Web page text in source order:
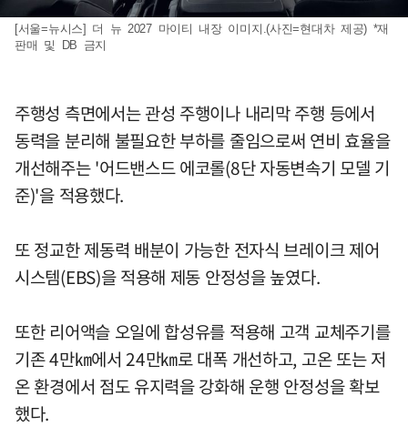
[서울=뉴시스] 더 뉴 2027 마이티 내장 이미지.(사진=현대차 제공) *재
판매 및 DB 금지
주행성 측면에서는 관성 주행이나 내리막 주행 등에서
동력을 분리해 불필요한 부하를 줄임으로써 연비 효율을
개선해주는 '어드밴스드 에코롤(8단 자동변속기 모델 기
준)'을 적용했다.
또 정교한 제동력 배분이 가능한 전자식 브레이크 제어
시스템(EBS)을 적용해 제동 안정성을 높였다.
또한 리어액슬 오일에 합성유를 적용해 고객 교체주기를
기존 4만㎞에서 24만㎞로 대폭 개선하고, 고온 또는 저
온 환경에서 점도 유지력을 강화해 운행 안정성을 확보
했다.